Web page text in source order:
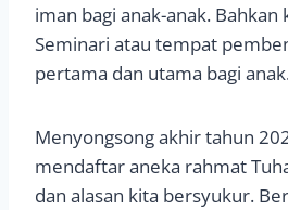
iman bagi anak-anak. Bahkan
Seminari atau tempat
pertama dan utama bagi
Menyongsong akhir tahun
mendaftar aneka rahmat
dan alasan kita bersyukur.